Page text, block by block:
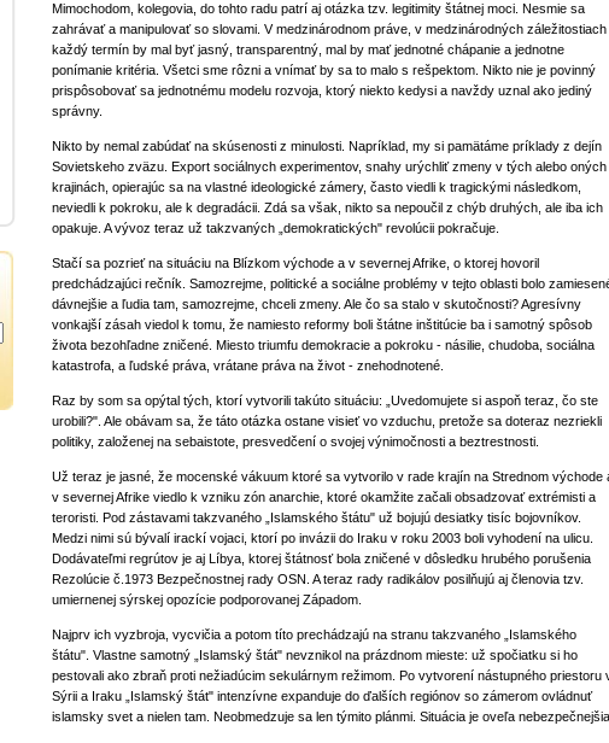
Mimochodom, kolegovia, do tohto radu patrí aj otázka tzv. legitimity štátnej moci. Nesmie sa
zahrávať a manipulovať so slovami. V medzinárodnom práve, v medzinárodných záležitostiach
každý termín by mal byť jasný, transparentný, mal by mať jednotné chápanie a jednotne
ponímanie kritéria. Všetci sme rôzni a vnímať by sa to malo s rešpektom. Nikto nie je povinný
prispôsobovať sa jednotnému modelu rozvoja, ktorý niekto kedysi a navždy uznal ako jediný
správny.
Nikto by nemal zabúdať na skúsenosti z minulosti. Napríklad, my si pamätáme príklady z dejín
Sovietskeho zväzu. Export sociálnych experimentov, snahy urýchliť zmeny v tých alebo oných
krajinách, opierajúc sa na vlastné ideologické zámery, často viedli k tragickými následkom,
neviedli k pokroku, ale k degradácii. Zdá sa však, nikto sa nepoučil z chýb druhých, ale iba ich
opakuje. A vývoz teraz už takzvaných „demokratických" revolúcii pokračuje.
Stačí sa pozrieť na situáciu na Blízkom východe a v severnej Afrike, o ktorej hovoril
predchádzajúci rečník. Samozrejme, politické a sociálne problémy v tejto oblasti bolo
dávnejšie a ľudia tam, samozrejme, chceli zmeny. Ale čo sa stalo v skutočnosti? Agresívny
vonkajší zásah viedol k tomu, že namiesto reformy boli štátne inštitúcie ba i samotný spôsob
života bezohľadne zničené. Miesto triumfu demokracie a pokroku - násilie, chudoba, sociálna
katastrofa, a ľudské práva, vrátane práva na život - znehodnotené.
Raz by som sa opýtal tých, ktorí vytvorili takúto situáciu: „Uvedomujete si aspoň teraz, čo ste
urobili?". Ale obávam sa, že táto otázka ostane visieť vo vzduchu, pretože sa doteraz nezriekli
politiky, založenej na sebaistote, presvedčení o svojej výnimočnosti a beztrestnosti.
Už teraz je jasné, že mocenské vákuum ktoré sa vytvorilo v rade krajín na Strednom východe
v severnej Afrike viedlo k vzniku zón anarchie, ktoré okamžite začali obsadzovať extrémisti a
teroristi. Pod zástavami takzvaného „Islamského štátu" už bojujú desiatky tisíc bojovníkov.
Medzi nimi sú bývalí irackí vojaci, ktorí po invázii do Iraku v roku 2003 boli vyhodení na ulicu.
Dodávateľmi regrútov je aj Líbya, ktorej štátnosť bola zničené v dôsledku hrubého porušenia
Rezolúcie č.1973 Bezpečnostnej rady OSN. A teraz rady radikálov posilňujú aj členovia tzv.
umiernenej sýrskej opozície podporovanej Západom.
Najprv ich vyzbroja, vycvičia a potom títo prechádzajú na stranu takzvaného „Islamského
štátu". Vlastne samotný „Islamský štát" nevznikol na prázdnom mieste: už spočiatku si ho
pestovali ako zbraň proti nežiadúcim sekulárnym režimom. Po vytvorení nástupného priestoru
Sýrii a Iraku „Islamský štát" intenzívne expanduje do ďalších regiónov so zámerom ovládnuť
islamsky svet a nielen tam. Neobmedzuje sa len týmito plánmi. Situácia je oveľa